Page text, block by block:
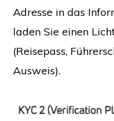
Adresse in das
laden Sie einen
(Reisepass,
Ausweis).